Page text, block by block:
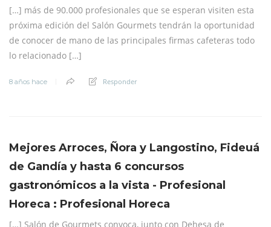
[…] más de 90.000 profesionales que se esperan visiten esta
próxima edición del Salón Gourmets tendrán la oportunidad
de conocer de mano de las principales firmas cafeteras todo
lo relacionado […]
8 años hace Responder
Mejores Arroces, Ñora y Langostino, Fideuá
de Gandía y hasta 6 concursos
gastronómicos a la vista - Profesional
Horeca : Profesional Horeca
[…] Salón de Gourmets convoca, junto con Dehesa de